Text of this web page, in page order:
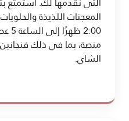
المعجنات اللذيذة
منصة، بما في ذلك
الشاي.